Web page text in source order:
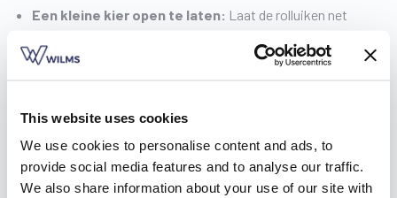
This website uses cookies
We use cookies to personalise content and ads, to
provide social media features and to analyse our traffic.
We also share information about your use of our site with
Een kleine kier open te laten: Laat de rolluiken net
te zetten.
3. Vermijd geforceerd openen